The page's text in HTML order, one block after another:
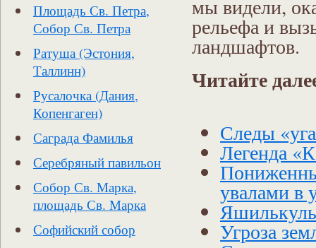
Площадь Св. Петра,
Собор Св. Петра
Ратуша (Эстония,
Таллинн)
Русалочка (Дания,
Копенгаген)
Саграда Фамилья
Серебряный павильон
Собор Св. Марка,
площадь Св. Марка
Софийский собор
мы видели,
рельефа и
ландшафтов.
Читайте
Следы
Легенда
увалами в
Угроза